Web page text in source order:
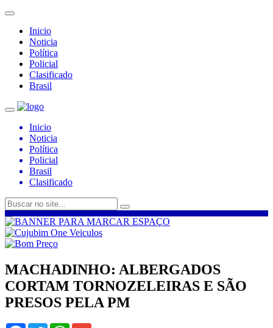
Inicio
Noticia
Política
Policial
Clasificado
Brasil
Inicio
Noticia
Política
Policial
Brasil
Clasificado
MACHADINHO: ALBERGADOS
CORTAM TORNOZELEIRAS E SÃO
PRESOS PELA PM